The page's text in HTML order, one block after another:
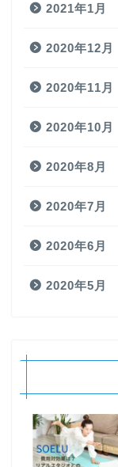
2021年1月
2020年12月
2020年11月
2020年10月
2020年8月
2020年7月
2020年6月
2020年5月